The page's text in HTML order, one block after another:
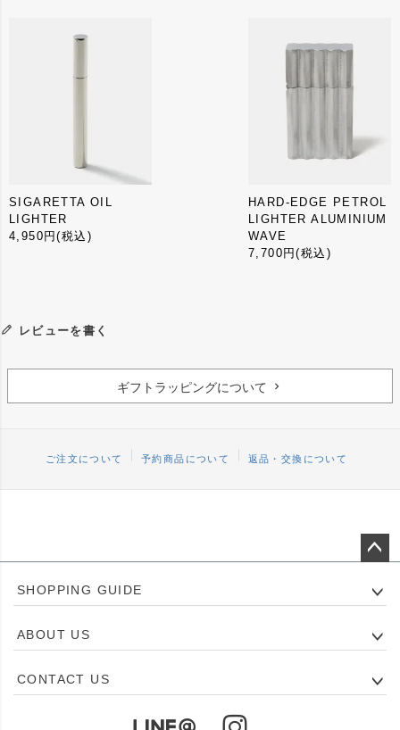
SIGARETTA OIL
LIGHTER
4,950円(税込)
HARD-EDGE PETROL
LIGHTER ALUMINIUM
WAVE
7,700円(税込)
レビューを書く
ギフトラッピングについて
ご注文について 予約商品について 返品・交換について
ジト
へ
SHOPPING GUIDE
ABOUT US
CONTACT US